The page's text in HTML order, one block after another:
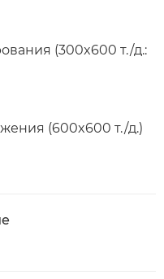
(300x600 т./д.:
(600x600 т./д.)